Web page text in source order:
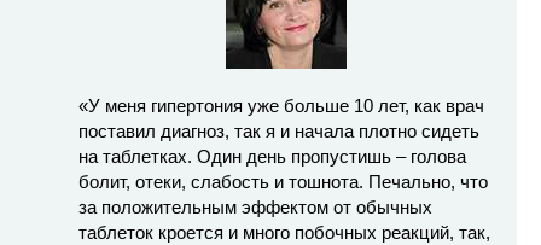
«У меня гипертония уже больше 10 лет, как врач
поставил диагноз, так я и начала плотно сидеть
на таблетках. Один день пропустишь – голова
болит, отеки, слабость и тошнота. Печально, что
за положительным эффектом от обычных
таблеток кроется и много побочных реакций, так,